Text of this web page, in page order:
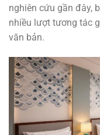
nghiên cứu gần đây,
nhiều lượt tương tác
văn bản.